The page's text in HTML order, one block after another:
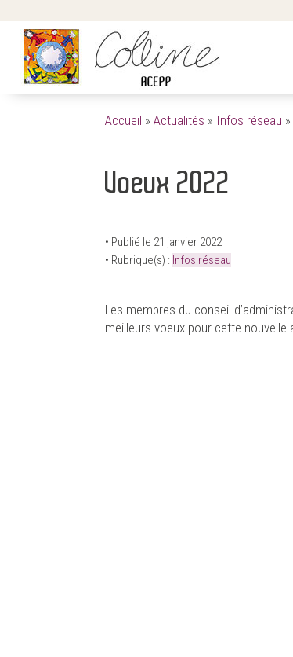
Accueil »Actualités » Infos réseau »
Voeux 2022
• Publié le 21 janvier 2022
• Rubrique(s) : Infos réseau
Les membres du conseil
meilleurs voeux pour cette nouvelle